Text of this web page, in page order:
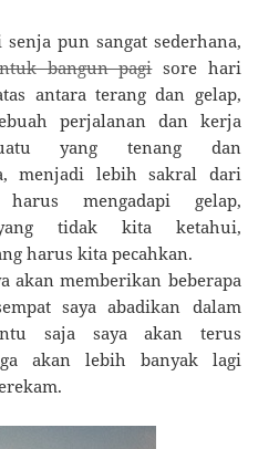
pun sangat sederhana,
bangun pagisore hari
antara terang dan gelap,
perjalanan dan kerja
yang tenang dan
menjadi lebih sakral dari
mengadapi gelap,
tidak kita ketahui,
harus kita pecahkan.
akan memberikan beberapa
saya abadikan dalam
saja saya akan terus
akan lebih banyak lagi